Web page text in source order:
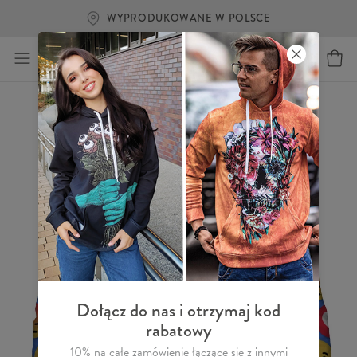
WYPRODUKOWANE W POLSCE
Dołącz do nas i otrzymaj kod
rabatowy
10% na całe zamówienie łączące się z innymi